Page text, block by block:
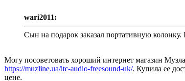
wari2011:
Сын на подарок заказал портативную колонку.
Могу посоветовать хороший интернет магазин
https://muzline.ua/ltc-audio-freesound-uk/. Купила ее
цене.